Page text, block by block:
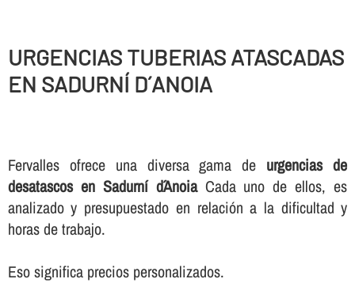
URGENCIAS TUBERIAS ATASCADAS
EN SADURNÍ D´ANOIA
Fervalles ofrece una diversa gama de urgencias de
desatascos en Sadurní d´AnoiaCada uno de ellos, es
analizado y presupuestado en relación a la dificultad y
horas de trabajo.
Eso significa precios personalizados.